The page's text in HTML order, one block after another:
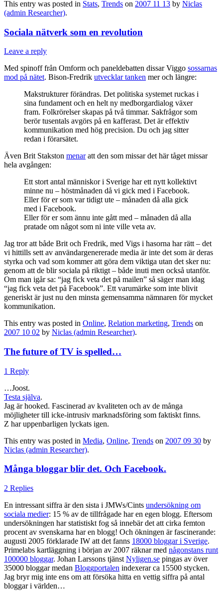
This entry was posted in Stats, Trends on 2007 11 13 by Niclas
(admin Researcher).
Sociala nätverk som en revolution
Leave a reply
Med spinoff från Omform och paneldebatten dissar Viggo sossarnas
mod på nätet. Bison-Fredrik utvecklar tanken mer och längre:
Makstrukturer förändras. Det politiska systemet ruckas i
sina fundament och en helt ny medborgardialog växer
fram. Folkrörelser skapas på två timmar. Sakfrågor som
berör tusentals avgörs på en kafferast. Det är effektiv
kommunikation med hög precision. Du och jag sitter
redan i förarsätet.
Även Brit Stakston menaratt den som missar det här tåget missar
hela avgången:
Ett stort antal människor i Sverige har ett nytt kollektivt
minne nu – höstmånaden då vi gick med i Facebook.
Eller för er som var tidigt ute – månaden då alla gick
med i Facebook.
Eller för er som ännu inte gått med – månaden då alla
pratade om något som ni inte ville veta av.
Jag tror att både Brit och Fredrik, med Vigs i hasorna har rätt – det
vi hittills sett av användargenererade media är inte det som är deras
styrka och vad som kommer att göra dem viktiga utan det sker nu:
genom att de blir sociala på riktigt – både inuti men också utanför.
Om man igår sa: “jag fick veta det på mailen” så säger man idag
“jag fick veta det på Facebook”. Ett varumärke som inte blivit
generiskt är just nu den minsta gemensamma nämnaren för mycket
kommunikation.
This entry was posted in Online, Relation marketing, Trends on
2007 10 02 by Niclas (admin Researcher).
The future of TV is spelled…
1 Reply
…Joost.
Testa själva.
Jag är hooked. Fascinerad av kvaliteten och av de många
möjligheter till icke-intrusiv marknadsföring som faktiskt finns.
Z har uppenbarligen lyckats igen.
This entry was posted in Media, Online, Trends on 2007 09 30 by
Niclas (admin Researcher).
Många bloggar blir det. Och Facebook.
2 Replies
En intressant siffra är den sista i JMWs/Cints undersökning om
sociala medier: 15 % av de tillfrågade har en egen blogg. Eftersom
undersökningen har statistiskt fog så innebär det att cirka femton
procent av svenskarna har en blogg! Och ökningen är fascinerande:
augusti 2005 förklarade IW att det fanns 18000 bloggar i Sverige.
Primelabs kartläggning i början av 2007 räknar med någonstans runt
100000 bloggar. Johan Larssons tjänst Nyligen.se pingas av över
35000 bloggar medan Bloggportalen indexerar ca 15500 stycken.
Jag bryr mig inte ens om att försöka hitta en vettig siffra på antal
bloggar i världen…